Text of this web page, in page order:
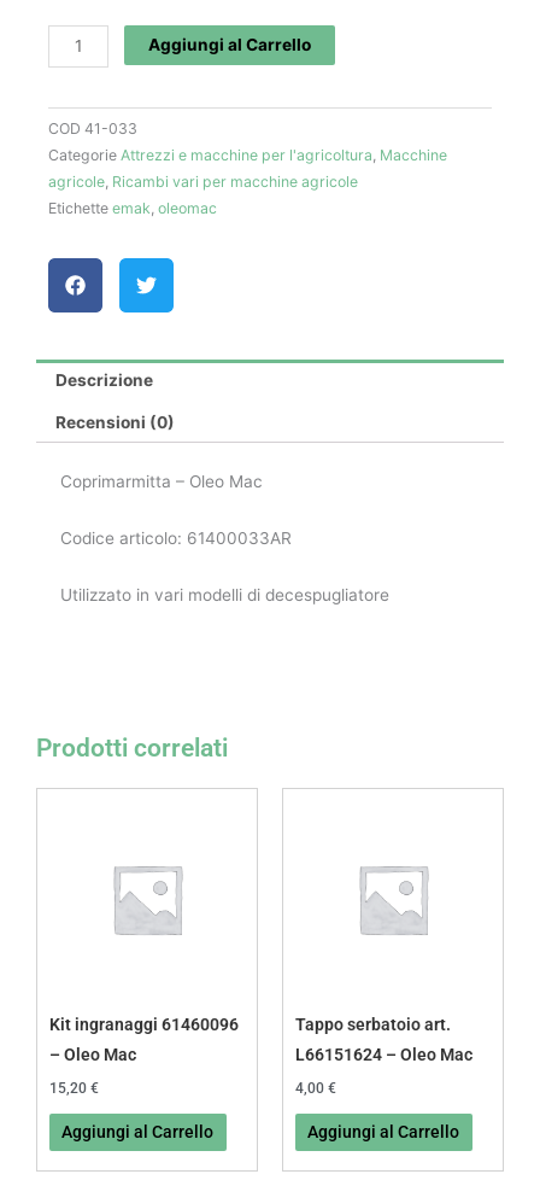
61400033AR
-
Mac
quantità
Aggiungi al Carrello
COD 41-033
Categorie Attrezzi e macchine per l'agricoltura, Macchine
agricole, Ricambi vari per macchine agricole
Etichette emak, oleomac
Descrizione
Recensioni (0)
Coprimarmitta – Oleo Mac
Codice articolo: 61400033AR
Utilizzato in vari modelli di decespugliatore
Prodotti correlati
Kit ingranaggi 61460096
– Oleo Mac
15,20 €
Aggiungi al Carrello
Tappo serbatoio art.
L66151624 – Oleo Mac
4,00 €
Aggiungi al Carrello